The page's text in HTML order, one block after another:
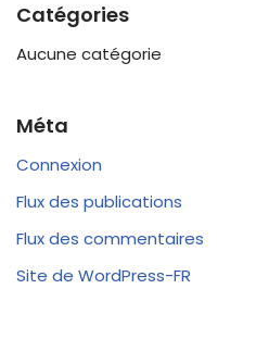
Catégories
Aucune catégorie
Méta
Connexion
Flux des publications
Flux des commentaires
Site de WordPress-FR